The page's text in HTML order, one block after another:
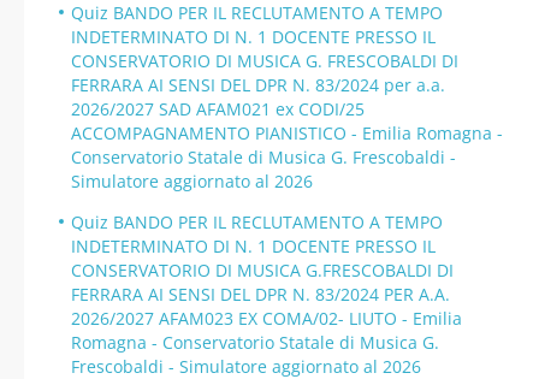
Quiz BANDO PER IL RECLUTAMENTO A TEMPO
INDETERMINATO DI N. 1 DOCENTE PRESSO IL
CONSERVATORIO DI MUSICA G. FRESCOBALDI DI
FERRARA AI SENSI DEL DPR N. 83/2024 per a.a.
2026/2027 SAD AFAM021 ex CODI/25
ACCOMPAGNAMENTO PIANISTICO - Emilia Romagna -
Conservatorio Statale di Musica G. Frescobaldi -
Simulatore aggiornato al 2026
Quiz BANDO PER IL RECLUTAMENTO A TEMPO
INDETERMINATO DI N. 1 DOCENTE PRESSO IL
CONSERVATORIO DI MUSICA G.FRESCOBALDI DI
FERRARA AI SENSI DEL DPR N. 83/2024 PER A.A.
2026/2027 AFAM023 EX COMA/02- LIUTO - Emilia
Romagna - Conservatorio Statale di Musica G.
Frescobaldi - Simulatore aggiornato al 2026